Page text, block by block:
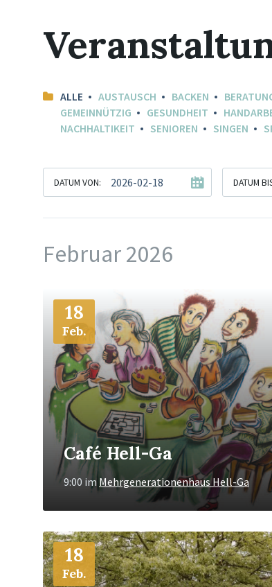
ALLE AUSTAUSCH BACKEN
GEMEINNÜTZIG
GESUNDHEIT
NACHHALTIKEIT
SENIOREN SINGEN
DATUM VON: DATUM
Februar 2026
18
Feb.
Café Hell-Ga
9:00 im Mehrgenerationenhaus Hell-Ga
18
Feb.
Mehr
Info